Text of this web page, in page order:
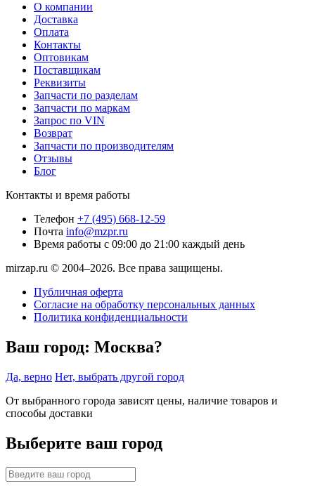
О компании
Доставка
Оплата
Контакты
Оптовикам
Поставщикам
Реквизиты
Запчасти по разделам
Запчасти по маркам
Запрос по VIN
Возврат
Запчасти по производителям
Отзывы
Блог
Контакты и время работы
Телефон +7 (495) 668-12-59
Почта info@mzpr.ru
Время работы с 09:00 до 21:00 каждый день
mirzap.ru © 2004–2026. Все права защищены.
Публичная оферта
Согласие на обработку персональных данных
Политика конфиденциальности
Ваш город: Москва?
Да, верно Нет, выбрать другой город
От выбранного города зависят цены, наличие товаров и
способы доставки
Выберите ваш город